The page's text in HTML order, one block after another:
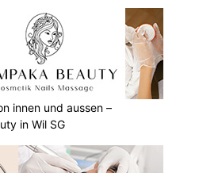
innen und aussen –
in Wil SG